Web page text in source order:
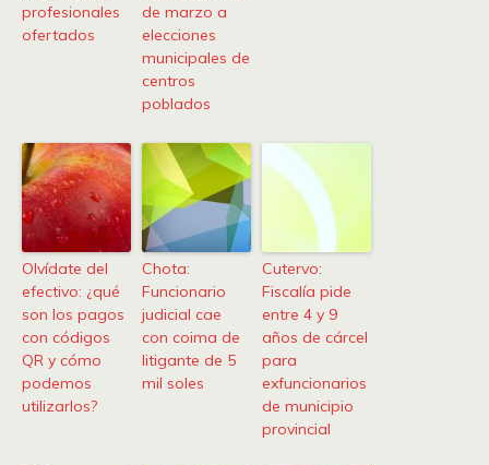
profesionales
ofertados
de marzo a
elecciones
municipales de
centros
poblados
Olvídate del
efectivo: ¿qué
son los pagos
con códigos
QR y cómo
podemos
utilizarlos?
Chota:
Funcionario
judicial cae
con coima de
litigante de 5
mil soles
Cutervo:
Fiscalía pide
entre 4 y 9
años de cárcel
para
exfuncionarios
de municipio
provincial